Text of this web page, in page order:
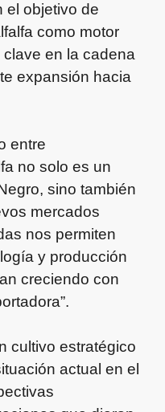
el objetivo de
como motor
en la cadena
expansión hacia
entre
no solo es un
sino también
mercados
nos permiten
y producción
creciendo con
cultivo estratégico
actual en el